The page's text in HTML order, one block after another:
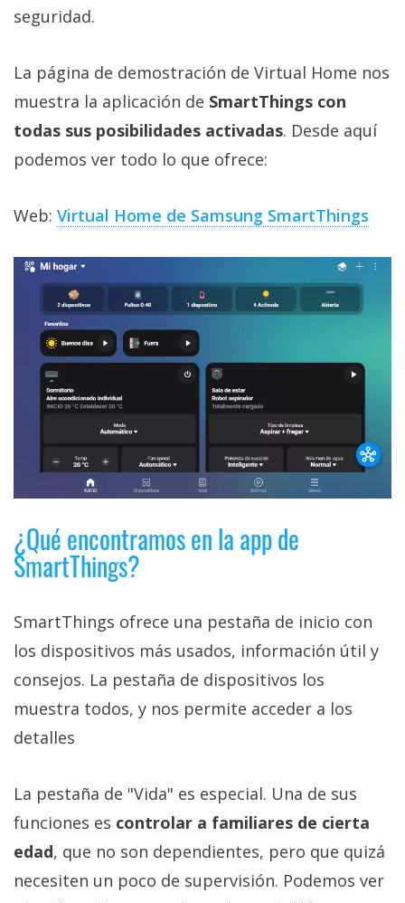
seguridad.
La página de demostración de Virtual Home nos
muestra la aplicación de SmartThings con
todas sus posibilidades activadas. Desde aquí
podemos ver todo lo que ofrece:
Web: Virtual Home de Samsung SmartThings
¿Qué encontramos en la app de
SmartThings?
SmartThings ofrece una pestaña de inicio con
los dispositivos más usados, información útil y
consejos. La pestaña de dispositivos los
muestra todos, y nos permite acceder a los
detalles
La pestaña de "Vida" es especial. Una de sus
funciones es controlar a familiares de cierta
edad, que no son dependientes, pero que quizá
necesiten un poco de supervisión. Podemos ver